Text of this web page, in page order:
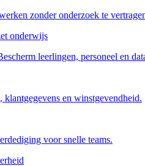
zonder onderzoek te
onderwijs
leerlingen, personeel en
klantgegevens en winstgevendheid.
voor snelle teams.